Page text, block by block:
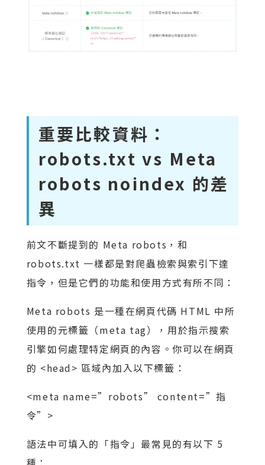
重要比較資料：
robots.txt vs Meta
robots noindex 的差
異
前文不斷提到的 Meta robots，和
robots.txt 一樣都是對爬蟲檢索與索引下達
指令，但是它們的功能和使用方式有所不同：
Meta robots 是一種在網頁代碼 HTML 中所
使用的元標籤（meta tag），用於指示搜索
引擎如何處理特定網頁的內容。你可以在網頁
的 <head> 區域內加入以下標籤：
<meta name=”robots” content=”指
令”>
語法中可填入的「指令」最常見的有以下 5